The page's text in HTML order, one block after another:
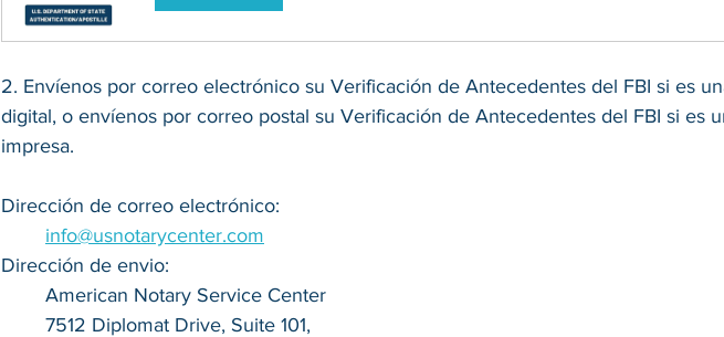
2. Envíenos por correo electrónico su Verificación de Antecedentes del FBI si es
digital, o envíenos por correo postal su Verificación de Antecedentes del FBI si es
impresa.
Dirección de correo electrónico:
info@usnotarycenter.com
Dirección de envio:
American Notary Service Center
7512 Diplomat Drive, Suite 101,